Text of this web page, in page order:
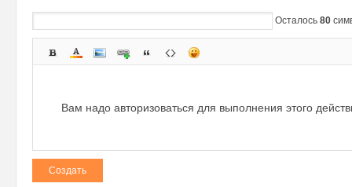
Осталось 80
Вам надо авторизоваться для выполнения этого
Создать